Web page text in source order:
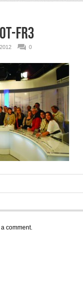
fr3
0
comment.